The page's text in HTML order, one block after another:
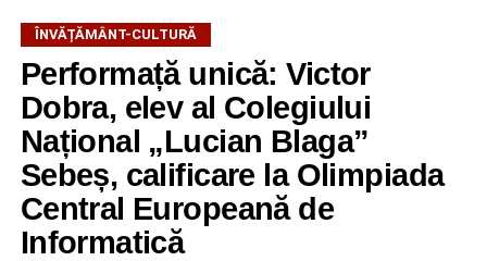
ÎNVĂȚĂMÂNT-CULTURĂ
Performață unică: Victor
Dobra, elev al Colegiului
Național „Lucian Blaga”
Sebeș, calificare la Olimpiada
Central Europeană de
Informatică